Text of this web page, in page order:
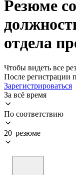
Резюме
отдела
Чтобы видеть все
После регистрации
Зарегистрироваться
За всё время
По соответствию
20 резюме